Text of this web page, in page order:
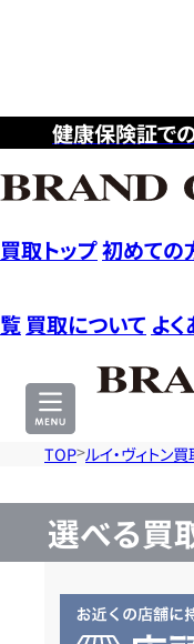
健康保険証で
買取トップ初めての
覧 買取について よ
TOP ルイ・ヴィトン
選べる買